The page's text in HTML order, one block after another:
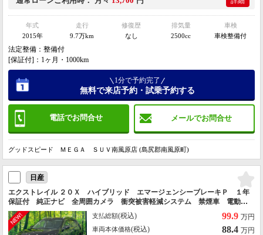
年式
2015年
走行
9.7万km
修復歴
なし
排気量
2500cc
車検
車検整備付
法定整備：整備付
[保証付]：1ヶ月・1000km
電話でお問合せ メールでお問合せ
1分で予約完了
無料で来店予約・試乗予約する
グッドスピード ＭＥＧＡ ＳＵＶ南風原店 (島尻郡南風原町)
日産
エクストレイル ２０Ｘ ハイブリッド エマージェンシーブレーキＰ １年
保証付 純正ナビ 全周囲カメラ 衝突被害軽減システム 禁煙車 電動リ
アゲート 撥水シート ドラレコ スマートキー ＨＩＤヘッド ビルトイ
ンＥＴＣ クルコン 純正１７インチアルミ オートライト
支払総額(税込) 99.9 万円
車両本体価格(税込) 88.4 万円